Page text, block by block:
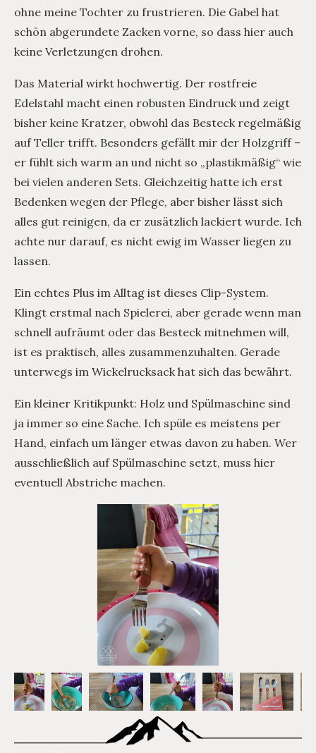
ohne meine Tochter zu frustrieren. Die Gabel hat
schön abgerundete Zacken vorne, so dass hier auch
keine Verletzungen drohen.
Das Material wirkt hochwertig. Der rostfreie
Edelstahl macht einen robusten Eindruck und zeigt
bisher keine Kratzer, obwohl das Besteck regelmäßig
auf Teller trifft. Besonders gefällt mir der Holzgriff –
er fühlt sich warm an und nicht so „plastikmäßig“ wie
bei vielen anderen Sets. Gleichzeitig hatte ich erst
Bedenken wegen der Pflege, aber bisher lässt sich
alles gut reinigen, da er zusätzlich lackiert wurde. Ich
achte nur darauf, es nicht ewig im Wasser liegen zu
lassen.
Ein echtes Plus im Alltag ist dieses Clip-System.
Klingt erstmal nach Spielerei, aber gerade wenn man
schnell aufräumt oder das Besteck mitnehmen will,
ist es praktisch, alles zusammenzuhalten. Gerade
unterwegs im Wickelrucksack hat sich das bewährt.
Ein kleiner Kritikpunkt: Holz und Spülmaschine sind
ja immer so eine Sache. Ich spüle es meistens per
Hand, einfach um länger etwas davon zu haben. Wer
ausschließlich auf Spülmaschine setzt, muss hier
eventuell Abstriche machen.